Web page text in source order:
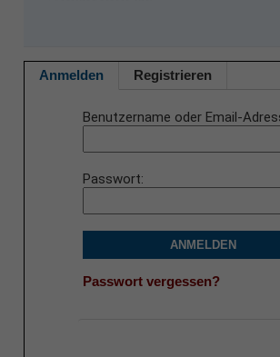
Anmelden Registrieren
Benutzername oder Email-
Passwort
ANMELDEN
Passwort vergessen?